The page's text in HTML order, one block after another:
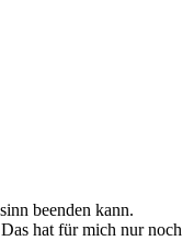
beenden kann.
hat für mich nur noch